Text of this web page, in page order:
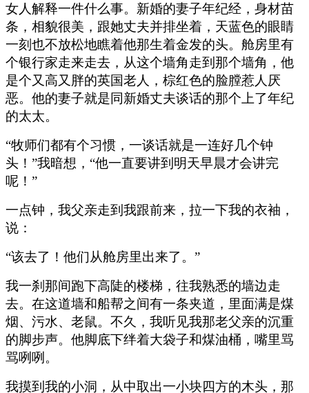
女人解释一件什么事。新婚的妻子年纪经，身材苗
条，相貌很美，跟她丈夫并排坐着，天蓝色的眼睛
一刻也不放松地瞧着他那生着金发的头。舱房里有
个银行家走来走去，从这个墙角走到那个墙角，他
是个又高又胖的英国老人，棕红色的脸膛惹人厌
恶。他的妻子就是同新婚丈夫谈话的那个上了年纪
的太太。
“牧师们都有个习惯，一谈话就是一连好几个钟
头！”我暗想，“他一直要讲到明天早晨才会讲完
呢！”
一点钟，我父亲走到我跟前来，拉一下我的衣袖，
说：
“该去了！他们从舱房里出来了。”
我一刹那间跑下高陡的楼梯，往我熟悉的墙边走
去。在这道墙和船帮之间有一条夹道，里面满是煤
烟、污水、老鼠。不久，我听见我那老父亲的沉重
的脚步声。他脚底下绊着大袋子和煤油桶，嘴里骂
骂咧咧。
我摸到我的小洞，从中取出一小块四方的木头，那